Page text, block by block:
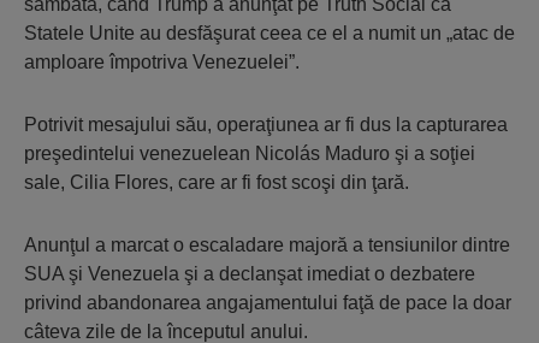
sâmbătă, când Trump a anunţat pe Truth Social că
Statele Unite au desfăşurat ceea ce el a numit un „atac de
amploare împotriva Venezuelei”.
Potrivit mesajului său, operaţiunea ar fi dus la capturarea
preşedintelui venezuelean Nicolás Maduro şi a soţiei
sale, Cilia Flores, care ar fi fost scoşi din ţară.
Anunţul a marcat o escaladare majoră a tensiunilor dintre
SUA şi Venezuela şi a declanşat imediat o dezbatere
privind abandonarea angajamentului faţă de pace la doar
câteva zile de la începutul anului.